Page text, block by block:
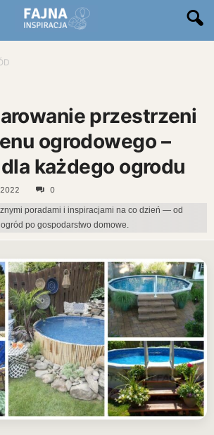
przestrzeni
ogrodowego –
każdego ogrodu
0
poradami i inspiracjami na co dzień — od
po gospodarstwo domowe.